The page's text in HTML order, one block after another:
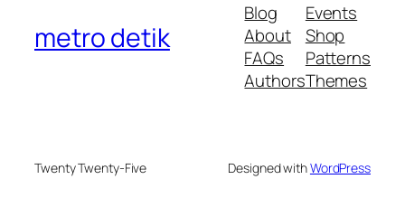
metro detik
Blog
About
FAQs
Authors
Events
Shop
Patterns
Themes
Twenty Twenty-Five Designed withWordPress